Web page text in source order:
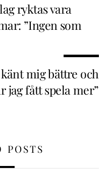
ryktas vara
”Ingen som
mig bättre och
jag fått spela mer”
POSTS